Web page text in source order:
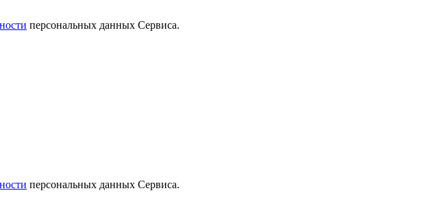
персональных данных Сервиса.
персональных данных Сервиса.